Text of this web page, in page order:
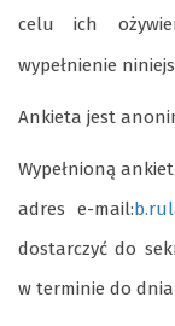
celu ich
wypełnienie
Ankieta jest
Wypełnioną
adres e-mail:
dostarczyć do
w terminie do dnia